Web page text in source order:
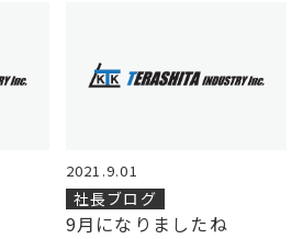
2021.9.01
社長ブログ
9月になりましたね